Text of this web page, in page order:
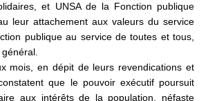
et UNSA de la Fonction publi­que
leur atta­che­ment aux valeurs du ser­vice
publi­que au ser­vice de toutes et tous,
mois, en dépit de leurs reven­di­ca­tions et
que le pou­voir exé­cu­tif pour­suit
aux inté­rêts de la popu­la­tion, néfaste